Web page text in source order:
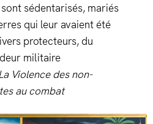
sédentarisés, mariés
qui leur avaient été
protecteurs, du
militaire
Violence des non-
au combat